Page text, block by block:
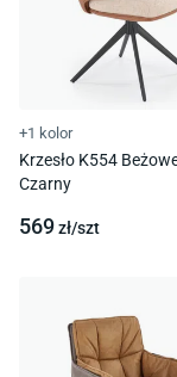
+1 kolor
Krzesło K554
Czarny
569zł/szt